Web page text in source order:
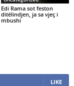
Edi Rama sot feston
ditëlindjen, ja sa vjeç i
mbushi
LIKE